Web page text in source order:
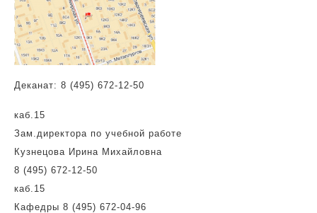
Деканат: 8 (495) 672-12-50
каб.15
Зам.директора по учебной работе
Кузнецова Ирина Михайловна
8 (495) 672-12-50
каб.15
Кафедры 8 (495) 672-04-96